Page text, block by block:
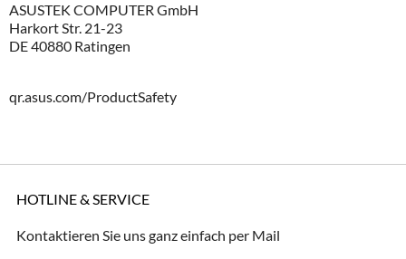
ASUSTEK COMPUTER GmbH
Harkort Str. 21-23
DE 40880 Ratingen
qr.asus.com/ProductSafety
HOTLINE & SERVICE
Kontaktieren Sie uns ganz einfach per Mail